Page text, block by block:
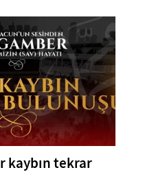
kaybın tekrar